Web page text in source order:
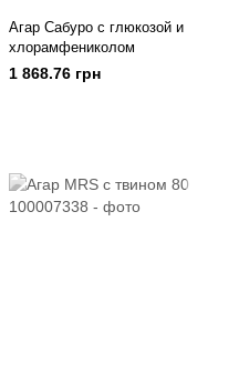
Агар Сабуро с глюкозой и
хлорамфениколом
1 868.76 грн